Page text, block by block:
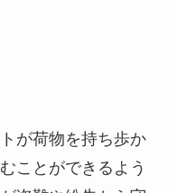
が荷物を持ち歩か
ことができるよう